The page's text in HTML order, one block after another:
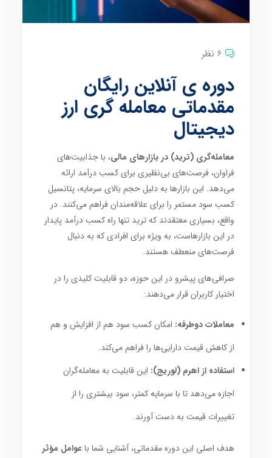
6 نظر
دوره ی آنلاین رایگان
مقدماتی معامله گری ارز
دیجیتال
معامله‌گری (ترید) در بازارهای مالی، با جذابیت‌های
فراوان، فرصت‌های بی‌نظیری برای کسب درآمد ارائه
می‌دهد. این بازارها به دلیل حجم بالای سرمایه، پتانسیل
کسب سود مستمر را برای علاقه‌مندان فراهم می‌کنند. در
واقع، بسیاری معتقدند که ترید تنها راه کسب درآمد پایدار
در این بازارهاست، به ویژه برای افرادی که به دنبال
فرصت‌های منعطف هستند.
صرافی‌های پیشرو در این حوزه، دو قابلیت کلیدی را در
اختیار کاربران قرار می‌دهند:
معاملات دوطرفه: امکان کسب سود هم از افزایش و هم
از کاهش قیمت دارایی‌ها را فراهم می‌کند.
استفاده از اهرم (لوریج): این قابلیت به معامله‌گران
اجازه می‌دهد تا با سرمایه کمتر، سود بیشتری را از
تغییرات قیمت به دست آورند.
هدف اصلی این دوره مقدماتی، آشنایی شما باعوامل مؤثر